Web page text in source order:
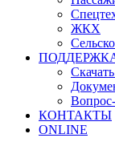
ЖКХ
КОНТАКТЫ
ONLINE